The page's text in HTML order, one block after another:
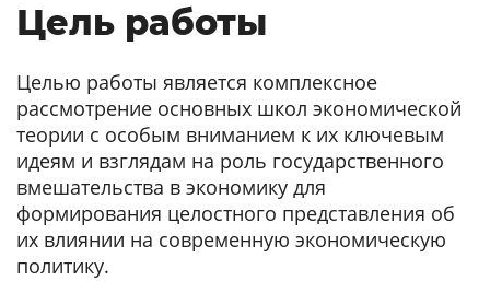
Цель работы
Целью работы является комплексное
рассмотрение основных школ экономической
теории с особым вниманием к их ключевым
идеям и взглядам на роль государственного
вмешательства в экономику для
формирования целостного представления об
их влиянии на современную экономическую
политику.